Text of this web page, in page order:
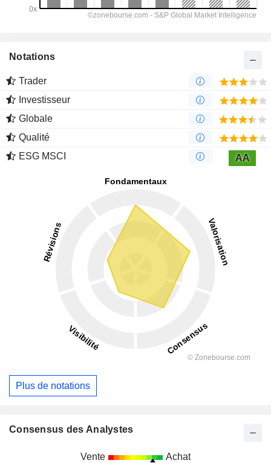
Notations
Trader
Investisseur
Globale
Qualité
ESG MSCI
AA
Plus de notations
Consensus des Analystes
Vente Achat